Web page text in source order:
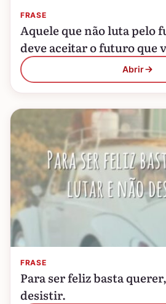
FRASE
Aquele que não luta pelo
deve aceitar o futuro que
Abrir
FRASE
Para ser feliz basta
desistir.